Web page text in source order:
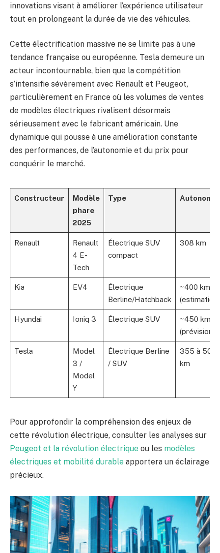
innovations visant à améliorer l’expérience utilisateur
tout en prolongeant la durée de vie des véhicules.
Cette électrification massive ne se limite pas à une
tendance française ou européenne. Tesla demeure un
acteur incontournable, bien que la compétition
s’intensifie sévèrement avec Renault et Peugeot,
particulièrement en France où les volumes de ventes
de modèles électriques rivalisent désormais
sérieusement avec le fabricant américain. Une
dynamique qui pousse à une amélioration constante
des performances, de l’autonomie et du prix pour
conquérir le marché.
Constructeur
Modèle
phare
2025
Type Autonomie
Renault
Renault
4 E-
Tech
Électrique SUV
compact
308 km
Kia EV4
Électrique
Berline/Hatchback
~400 km
(estimation)
Hyundai Ioniq 3 Électrique SUV
~450 km
(prévision)
Tesla
Model
3 /
Model
Y
Électrique Berline
/ SUV
355 à 505
km
Pour approfondir la compréhension des enjeux de
cette révolution électrique, consulter les analyses sur
Peugeot et la révolution électrique ou les modèles
électriques et mobilité durable apportera un éclairage
précieux.